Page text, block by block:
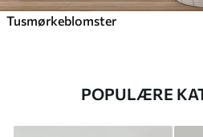
Tusmørkeblomster
POPULÆRE